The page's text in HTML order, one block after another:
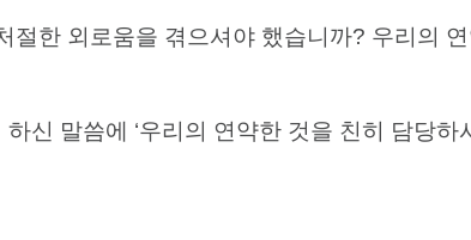
한 외로움을 겪으셔야 했습니까? 우리의
신 말씀에 ‘우리의 연약한 것을 친히 담당하